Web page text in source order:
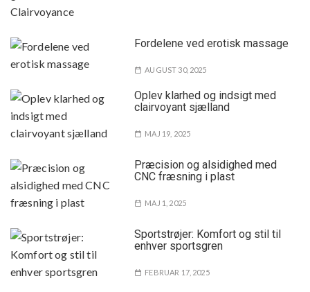
Fordelene ved erotisk massage
AUGUST 30, 2025
Oplev klarhed og indsigt med
clairvoyant sjælland
MAJ 19, 2025
Præcision og alsidighed med
CNC fræsning i plast
MAJ 1, 2025
Sportstrøjer: Komfort og stil til
enhver sportsgren
FEBRUAR 17, 2025